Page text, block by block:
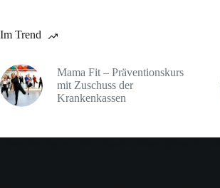
Im Trend
Mama Fit – Präventionskurs
mit Zuschuss der
Krankenkassen